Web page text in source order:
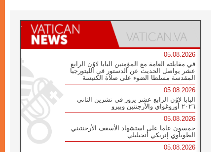
05.08.2026
في مقابلته العامة مع المؤمنين البابا لاوُن الرابع
عشر يواصل الحديث عن الدستور في الليتورجيا
المقدسة مسلطا الضوء على صلاة الكنيسة
05.08.2026
البابا لاوُن الرابع عشر يزور في تشرين الثاني
٢٠٢٦ أوروغواي والأرجنتين وبيرو
05.08.2026
خمسون عاما على استشهاد الأسقف الأرجنتيني
الطوباوي إنريكي أنجيليلي
05.08.2026